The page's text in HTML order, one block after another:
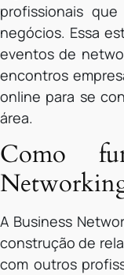
profissionais
negócios. Essa
eventos de
encontros
online para se
área.
Como
A Business
construção de
com outros